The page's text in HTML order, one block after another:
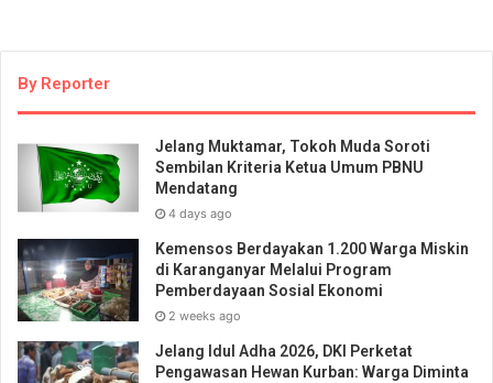
By Reporter
Jelang Muktamar, Tokoh Muda Soroti
Sembilan Kriteria Ketua Umum PBNU
Mendatang
4 days ago
Kemensos Berdayakan 1.200 Warga Miskin
di Karanganyar Melalui Program
Pemberdayaan Sosial Ekonomi
2 weeks ago
Jelang Idul Adha 2026, DKI Perketat
Pengawasan Hewan Kurban: Warga Diminta